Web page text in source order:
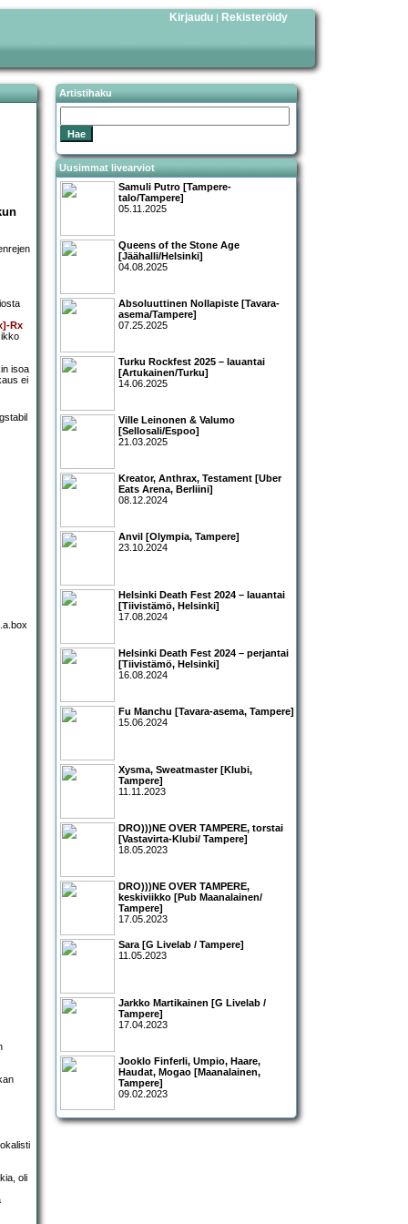
Kirjaudu | Rekisteröidy
Rx
isoa
ei
oli
Artistihaku
Uusimmat livearviot
Samuli Putro [Tampere-
talo/Tampere]
05.11.2025
Queens of the Stone Age
[Jäähalli/Helsinki]
04.08.2025
Absoluuttinen Nollapiste [Tavara-
asema/Tampere]
07.25.2025
Turku Rockfest 2025 – lauantai
[Artukainen/Turku]
14.06.2025
Ville Leinonen & Valumo
[Sellosali/Espoo]
21.03.2025
Kreator, Anthrax, Testament [Uber
Eats Arena, Berliini]
08.12.2024
Anvil [Olympia, Tampere]
23.10.2024
Helsinki Death Fest 2024 – lauantai
[Tiivistämö, Helsinki]
17.08.2024
Helsinki Death Fest 2024 – perjantai
[Tiivistämö, Helsinki]
16.08.2024
Fu Manchu [Tavara-asema, Tampere]
15.06.2024
Xysma, Sweatmaster [Klubi,
Tampere]
11.11.2023
DRO)))NE OVER TAMPERE, torstai
[Vastavirta-Klubi/ Tampere]
18.05.2023
DRO)))NE OVER TAMPERE,
keskiviikko [Pub Maanalainen/
Tampere]
17.05.2023
Sara [G Livelab / Tampere]
11.05.2023
Jarkko Martikainen [G Livelab /
Tampere]
17.04.2023
Jooklo Finferli, Umpio, Haare,
Haudat, Mogao [Maanalainen,
Tampere]
09.02.2023